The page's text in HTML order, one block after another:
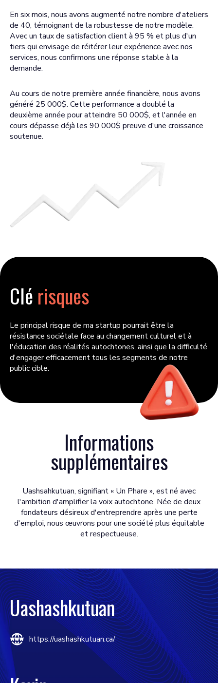
En six mois, nous avons augmenté notre nombre d'ateliers
de 40, témoignant de la robustesse de notre modèle.
Avec un taux de satisfaction client à 95 % et plus d'un
tiers qui envisage de réitérer leur expérience avec nos
services, nous confirmons une réponse stable à la
demande.
Au cours de notre première année financière, nous avons
généré 25 000$. Cette performance a doublé la
deuxième année pour atteindre 50 000$, et l'année en
cours dépasse déjà les 90 000$ preuve d'une croissance
soutenue.
Clé risques
Le principal risque de ma startup pourrait être la
résistance sociétale face au changement culturel et à
l'éducation des réalités autochtones, ainsi que la difficulté
d'engager efficacement tous les segments de notre
public cible.
Informations
supplémentaires
Uashsahkutuan, signifiant « Un Phare », est né avec
l'ambition d'amplifier la voix autochtone. Née de deux
fondateurs désireux d'entreprendre après une perte
d'emploi, nous œuvrons pour une société plus équitable
et respectueuse.
Uashashkutuan
https://uashashkutuan.ca/